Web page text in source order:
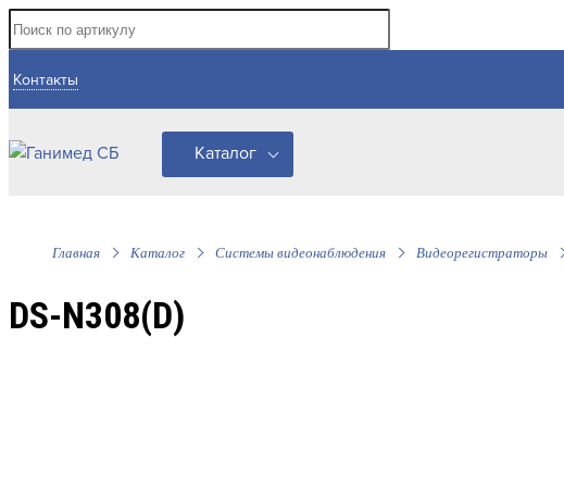
Контакты
Каталог
Главная Каталог Системы видеонаблюдения Видеорегистраторы
DS-N308(D)